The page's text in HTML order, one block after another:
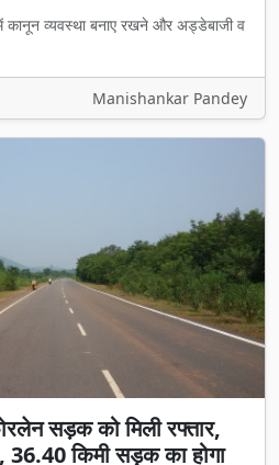
में कानून व्यवस्था बनाए रखने और अड्डेबाजी व
Manishankar Pandey
सड़क को मिली रफ्तार,
किमी सड़क का होगा